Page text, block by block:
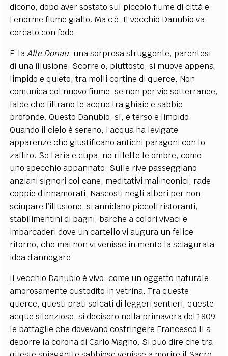
dicono, dopo aver sostato sul piccolo fiume di città e
l’enorme fiume giallo. Ma c’è. Il vecchio Danubio va
cercato con fede.
E’ laAlte Donau, una sorpresa struggente, parentesi
di una illusione. Scorre o, piuttosto, si muove appena,
limpido e quieto, tra molli cortine di querce. Non
comunica col nuovo fiume, se non per vie sotterranee,
falde che filtrano le acque tra ghiaie e sabbie
profonde. Questo Danubio, sì, è terso e limpido.
Quando il cielo è sereno, l’acqua ha levigate
apparenze che giustificano antichi paragoni con lo
zaffiro. Se l’aria è cupa, ne riflette le ombre, come
uno specchio appannato. Sulle rive passeggiano
anziani signori col cane, meditativi malinconici, rade
coppie d’innamorati. Nascosti negli alberi per non
sciupare l’illusione, si annidano piccoli ristoranti,
stabilimentini di bagni, barche a colori vivaci e
imbarcaderi dove un cartello vi augura un felice
ritorno, che mai non vi venisse in mente la sciagurata
idea d’annegare.
Il vecchio Danubio è vivo, come un oggetto naturale
amorosamente custodito in vetrina. Tra queste
querce, questi prati solcati di leggeri sentieri, queste
acque silenziose, si decisero nella primavera del 1809
le battaglie che dovevano costringere Francesco II a
deporre la corona di Carlo Magno. Si può dire che tra